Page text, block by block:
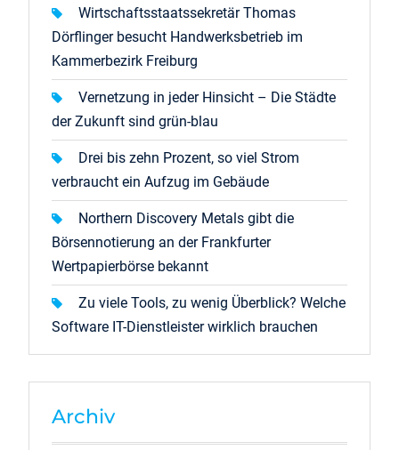
Wirtschaftsstaatssekretär Thomas
Dörflinger besucht Handwerksbetrieb im
Kammerbezirk Freiburg
Vernetzung in jeder Hinsicht – Die Städte
der Zukunft sind grün-blau
Drei bis zehn Prozent, so viel Strom
verbraucht ein Aufzug im Gebäude
Northern Discovery Metals gibt die
Börsennotierung an der Frankfurter
Wertpapierbörse bekannt
Zu viele Tools, zu wenig Überblick? Welche
Software IT-Dienstleister wirklich brauchen
Archiv